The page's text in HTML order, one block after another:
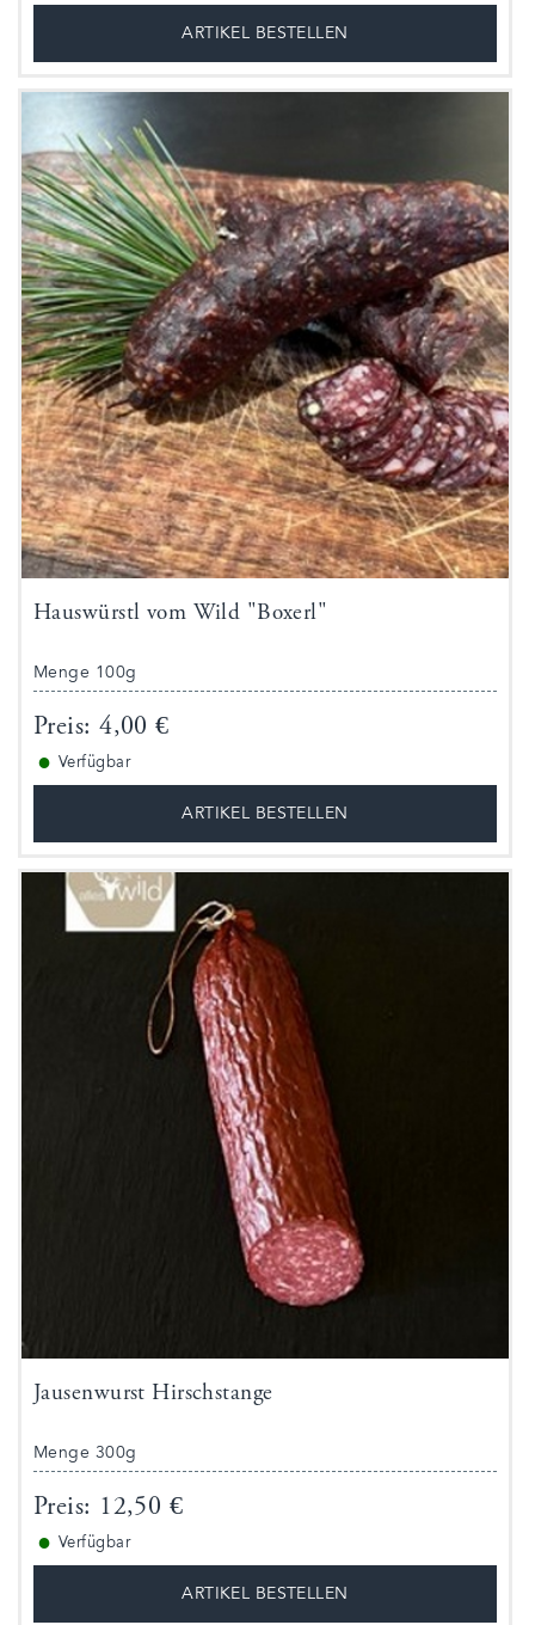
ARTIKEL BESTELLEN
Hauswürstl vom Wild "Boxerl"
Menge 100g
Preis: 4,00 €
● Verfügbar
ARTIKEL BESTELLEN
Jausenwurst Hirschstange
Menge 300g
Preis: 12,50 €
● Verfügbar
ARTIKEL BESTELLEN